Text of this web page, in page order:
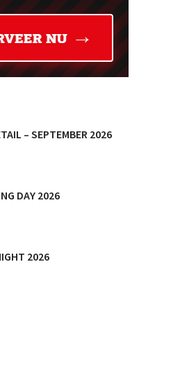
– SEPTEMBER 2026
DAY 2026
2026